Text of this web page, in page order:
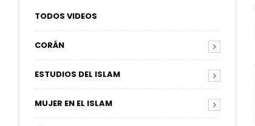
TODOS VIDEOS
CORÁN
ESTUDIOS DEL ISLAM
MUJER EN EL ISLAM